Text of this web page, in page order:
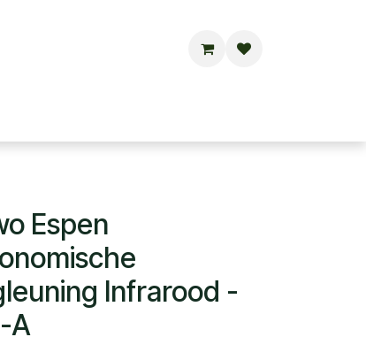
Espen
Infrarood -
A